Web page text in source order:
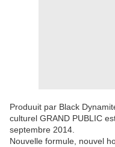
Produuit par Black
culturel GRAND PUBLIC
septembre 2014.
Nouvelle formule, nouvel